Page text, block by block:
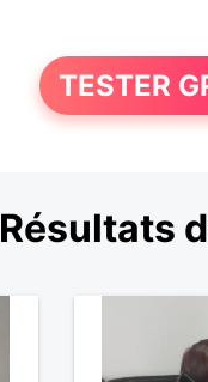
TESTER
Résultats